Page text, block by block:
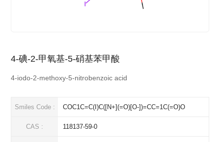
4-碘-2-甲氧基-5-硝基苯甲酸
4-iodo-2-methoxy-5-nitrobenzoic acid
Smiles Code : COC1C=C(I)C([N+](=O)[O-])=CC=1C(=O)O
CAS : 118137-59-0